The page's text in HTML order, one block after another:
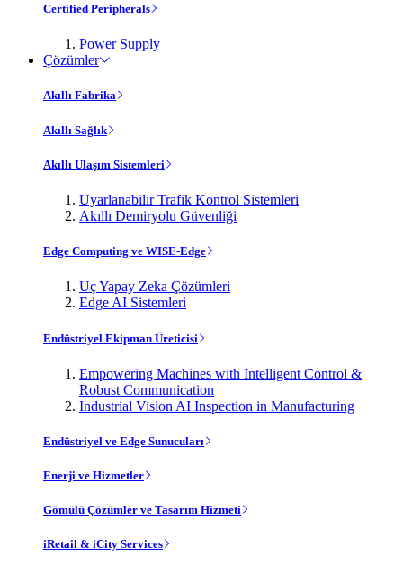
Certified Peripherals
Power Supply
Çözümler
Akıllı Fabrika
Akıllı Sağlık
Akıllı Ulaşım Sistemleri
Uyarlanabilir Trafik Kontrol Sistemleri
Akıllı Demiryolu Güvenliği
Edge Computing ve WISE-Edge
Uç Yapay Zeka Çözümleri
Edge AI Sistemleri
Endüstriyel Ekipman Üreticisi
Empowering Machines with Intelligent Control &
Robust Communication
Industrial Vision AI Inspection in Manufacturing
Endüstriyel ve Edge Sunucuları
Enerji ve Hizmetler
Gömülü Çözümler ve Tasarım Hizmeti
iRetail & iCity Services